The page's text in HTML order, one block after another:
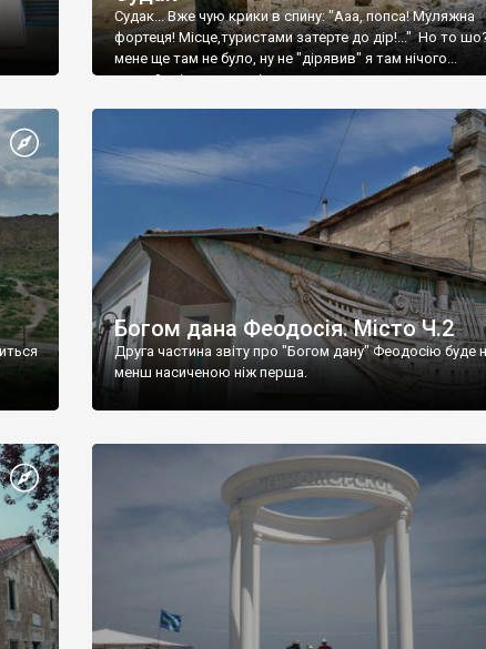
Судак... Вже чую крики в спину: "Ааа, попса! Муляжна
фортеця! Місце,туристами затерте до дір!..." Но то
мене ще там не було, ну не "дірявив" я там нічого...
принаймні до цього літа.
Богом дана Феодосія. Місто Ч.2
Друга частина звіту про "Богом дану" Феодосію буде
менш насиченою ніж перша.